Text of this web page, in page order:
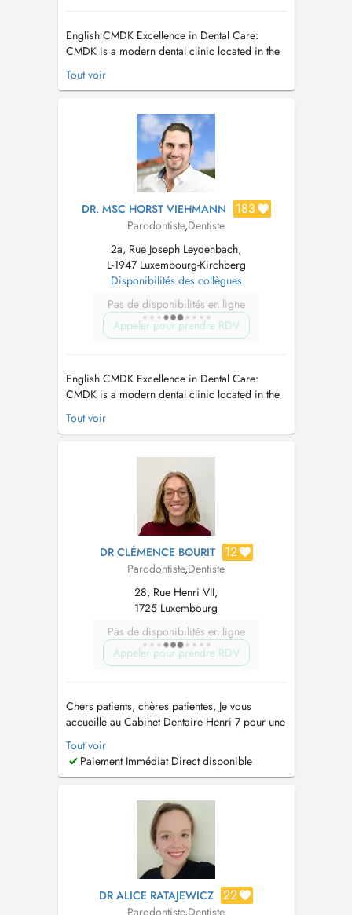
English CMDK Excellence in Dental Care:
CMDK is a modern dental clinic located in the
heart of Kirchberg, Luxembourg, combining
advanced dentistry with personalized patient
precision, empathy, and state-of-the-art
technology. We provide a full ra...
Tout voir
DR. MSC HORST VIEHMANN 183
Parodontiste,Dentiste
2a, Rue Joseph Leydenbach,
L-1947 Luxembourg-Kirchberg
Disponibilités des collègues
Pas de disponibilités en ligne
Appeler pour prendre RDV
English CMDK Excellence in Dental Care:
CMDK is a modern dental clinic located in the
heart of Kirchberg, Luxembourg, combining
advanced dentistry with personalized patient
precision, empathy, and state-of-the-art
technology. We provide a full ran...
Tout voir
DR CLÉMENCE BOURIT 12
Parodontiste,Dentiste
28, Rue Henri VII,
1725 Luxembourg
Pas de disponibilités en ligne
Appeler pour prendre RDV
Chers patients, chères patientes, Je vous
accueille au Cabinet Dentaire Henri 7 pour une
prise en charge globale de votre santé bucco-
dentaire. Je réalise les spécialités suivantes: -
Parodontologie : bilans, traitements des
maintenances parodontales. - S...
Tout voir
Paiement Immédiat Direct disponible
DR ALICE RATAJEWICZ 22
Parodontiste,Dentiste